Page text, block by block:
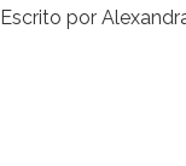
Escrito por